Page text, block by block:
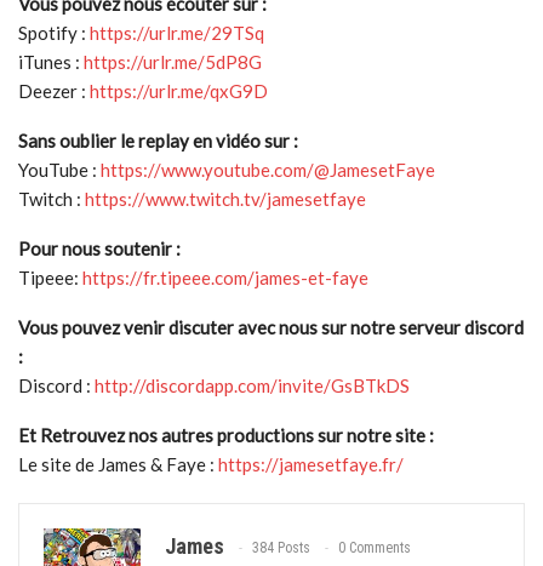
Spotify : https://urlr.me/29TSq
iTunes : https://urlr.me/5dP8G
Deezer : https://urlr.me/qxG9D
Sans oublier le replay en vidéo sur :
YouTube : https://www.youtube.com/@JamesetFaye
Twitch : https://www.twitch.tv/jamesetfaye
Pour nous soutenir :
Tipeee: https://fr.tipeee.com/james-et-faye
Vous pouvez venir discuter avec nous sur notre serveur discord
:
Discord : http://discordapp.com/invite/GsBTkDS
Et Retrouvez nos autres productions sur notre site :
Le site de James & Faye : https://jamesetfaye.fr/
James 384 Posts 0 Comments